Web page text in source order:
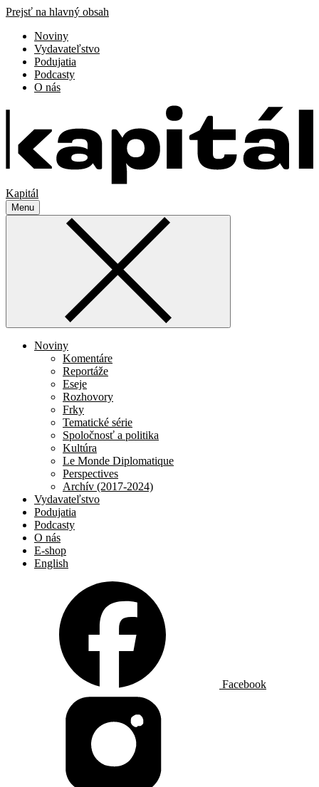
Prejsť na hlavný obsah
Noviny
Vydavateľstvo
Podujatia
Podcasty
O nás
Kapitál
Menu
Noviny
Komentáre
Reportáže
Eseje
Rozhovory
Frky
Tematické série
Spoločnosť a politika
Kultúra
Le Monde Diplomatique
Perspectives
Archív (2017-2024)
Vydavateľstvo
Podujatia
Podcasty
O nás
E-shop
English
Facebook